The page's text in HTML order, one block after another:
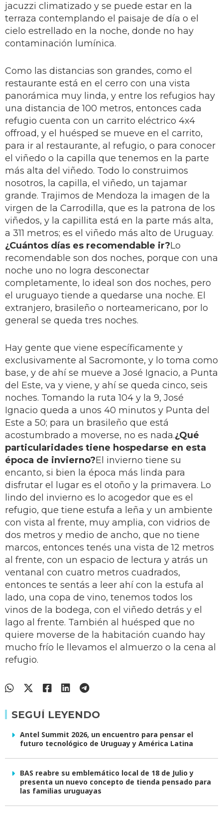
jacuzzi climatizado y se puede estar en la
terraza contemplando el paisaje de día o el
cielo estrellado en la noche, donde no hay
contaminación lumínica.
Como las distancias son grandes, como el
restaurante está en el cerro con una vista
panorámica muy linda, y entre los refugios hay
una distancia de 100 metros, entonces cada
refugio cuenta con un carrito eléctrico 4x4
offroad, y el huésped se mueve en el carrito,
para ir al restaurante, al refugio, o para conocer
el viñedo o la capilla que tenemos en la parte
más alta del viñedo. Todo lo construimos
nosotros, la capilla, el viñedo, un tajamar
grande. Trajimos de Mendoza la imagen de la
virgen de la Carrodilla, que es la patrona de los
viñedos, y la capillita está en la parte más alta,
a 311 metros; es el viñedo más alto de Uruguay.
¿Cuántos días es recomendable ir?Lo
recomendable son dos noches, porque con una
noche uno no logra desconectar
completamente, lo ideal son dos noches, pero
el uruguayo tiende a quedarse una noche. El
extranjero, brasileño o norteamericano, por lo
general se queda tres noches.
Hay gente que viene específicamente y
exclusivamente al Sacromonte, y lo toma como
base, y de ahí se mueve a José Ignacio, a Punta
del Este, va y viene, y ahí se queda cinco, seis
noches. Tomando la ruta 104 y la 9, José
Ignacio queda a unos 40 minutos y Punta del
Este a 50; para un brasileño que está
acostumbrado a moverse, no es nada.¿Qué
particularidades tiene hospedarse en esta
época de invierno?El invierno tiene su
encanto, si bien la época más linda para
disfrutar el lugar es el otoño y la primavera. Lo
lindo del invierno es lo acogedor que es el
refugio, que tiene estufa a leña y un ambiente
con vista al frente, muy amplia, con vidrios de
dos metros y medio de ancho, que no tiene
marcos, entonces tenés una vista de 12 metros
al frente, con un espacio de lectura y atrás un
ventanal con cuatro metros cuadrados,
entonces te sentás a leer ahí con la estufa al
lado, una copa de vino, tenemos todos los
vinos de la bodega, con el viñedo detrás y el
lago al frente. También al huésped que no
quiere moverse de la habitación cuando hay
mucho frío le llevamos el almuerzo o la cena al
refugio.
SEGUÍ LEYENDO
Antel Summit 2026, un encuentro para pensar el
futuro tecnológico de Uruguay y América Latina
BAS reabre su emblemático local de 18 de Julio y
presenta un nuevo concepto de tienda pensado para
las familias uruguayas